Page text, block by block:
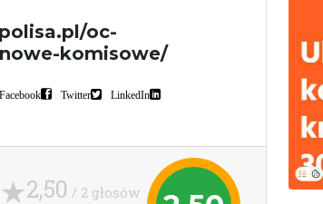
oc-
komisowe/
Facebook Twitter LinkedIn
2,50 / 2 głosów